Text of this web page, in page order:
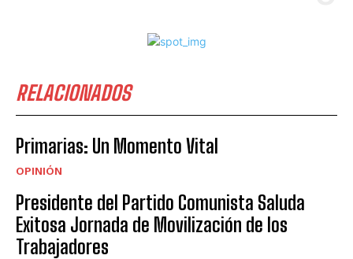
RELACIONADOS
Primarias: Un Momento Vital
OPINIÓN
Presidente del Partido Comunista Saluda
Exitosa Jornada de Movilización de los
Trabajadores